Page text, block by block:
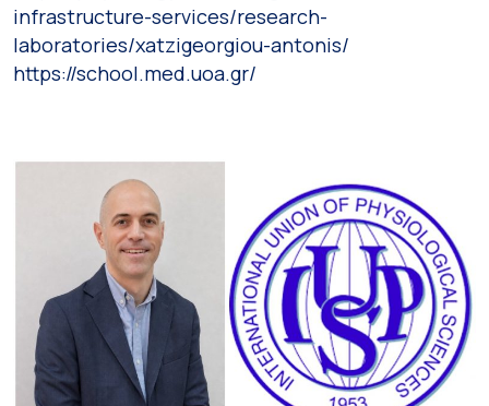
infrastructure-services/research-
laboratories/xatzigeorgiou-antonis/
https://school.med.uoa.gr/